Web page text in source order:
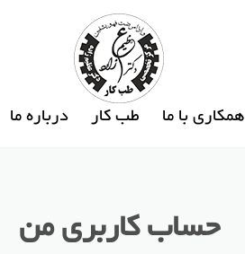
همکاری با ما طب کار درباره ما
حساب کاربری من